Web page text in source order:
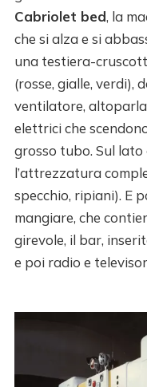
Cabriolet bed, la
che si alza e si
una testiera-
(rosse, gialle, verdi),
ventilatore,
elettrici che
grosso tubo. Sul
l’attrezzatura
specchio, ripiani). E
mangiare, che
girevole, il bar,
e poi radio e